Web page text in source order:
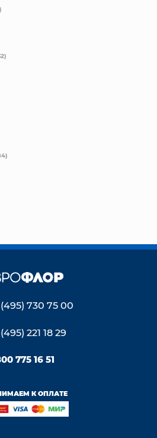
730 75 00
221 18 29
775 16 51
К ОПЛАТЕ